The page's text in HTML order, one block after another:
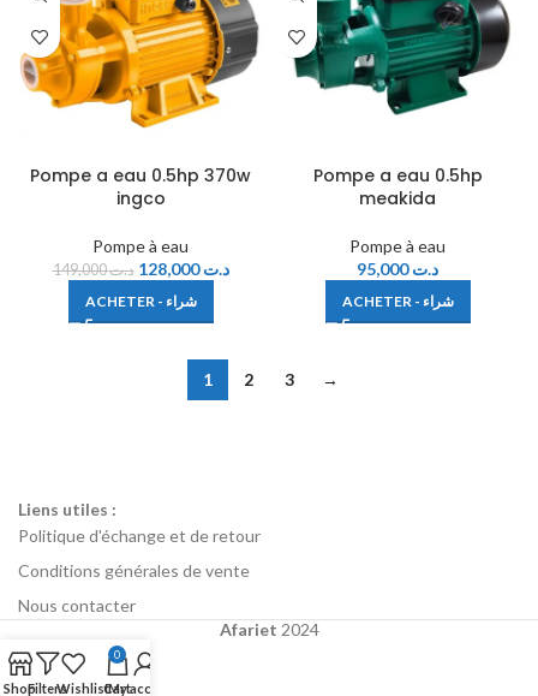
Pompe a eau 0.5hp 370w
ingco
Pompe à eau
د.ت149,000 د.ت128,000
ACHETER - شراء
Pompe a eau 0.5hp
meakida
Pompe à eau
د.ت95,000
ACHETER - شراء
1 2 3 →
Liens utiles :
Politique d'échange et de retour
Conditions générales de vente
Nous contacter
Afariet 2024
ShopFiltersWishlist
0
Cart
My account